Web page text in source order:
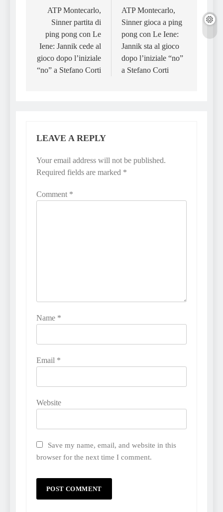
navigation
ATP Montecarlo,
Sinner partita di
ping pong con Le
Iene: Jannik cede al
gioco dopo l’iniziale
“no” a Stefano Corti
ATP Montecarlo,
Sinner gioca a ping
pong con Le Iene:
Jannik sta al gioco
dopo l’iniziale “no”
a Stefano Corti
LEAVE A REPLY
Your email address will not be published.
Required fields are marked *
Comment *
Name *
Email *
Website
Save my name, email, and website in this
browser for the next time I comment.